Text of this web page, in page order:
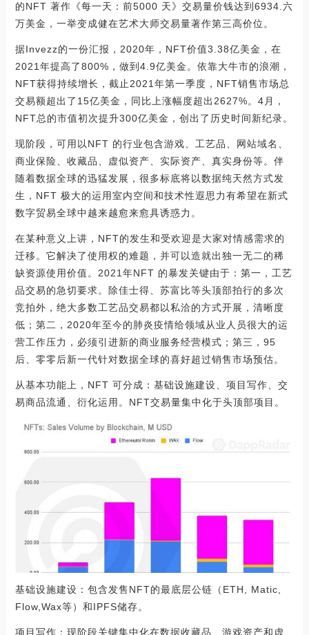
的NFT 著作《每一天：前5000 天》交易量价钱达到6934.六
万美金，一举变成健在艺术大师交易量著作第三高价位。
据Invezz的一份汇报，2020年，NFT价值3.38亿美金，在
2021年提高了800%，做到4.9亿美金。依靠大牛市的浪潮，
NFT获得持续增长，截止2021年第一季度，NFT销售市场总
交易额超出了15亿美金，同比上涨幅度超出2627%。4月，
NFT总的市值初次提升300亿美金，创出了历史时间新纪录。
现阶段，可用以NFT 的行业包含游戏、工艺品、网站域名、
商业保险、收藏品、虚似资产、实际资产、真实身份等。伴
随着数据全球的迅猛发展，很多标底将以数据纯天然方式发
生，NFT 极大的运用室内空间和技术性遐思力有希望在新式
数字贸易全球中越来越愈来愈具诱惑力。
在某种意义上讲，NFT的发生和受欢迎是大家对情感需求的
迁移。它解决了使用权的难题，并可以造就出独一无二的稀
缺资源使用价值。2021年NFT 的暴发关键由于：第一，工艺
品交易的急切要求。除佳士得、苏富比等头顶部拍行的多次
竞拍外，绝大多数工艺品交易都以私洽的方式开展，清晰度
低；第二，2020年至今的肺炎疫情给领域从业人员很大的运
营工作压力，必须引进新的商业服务经营模式；第三，95
后、零零后新一代针对数据全球的喜好超过销售市场预估。
从基本功能上，NFT 可分成：基础设施建设、项目写作、交
易商品流通、衍化运用。NFT交易量集中化于头顶部项目。
基础设施建设：包含发售NFT的最底层公链（ETH, Matic,
Flow,Wax等）和IPFS储存。
项目写作：现阶段关键集中化在数据收藏品、游戏资产和虚